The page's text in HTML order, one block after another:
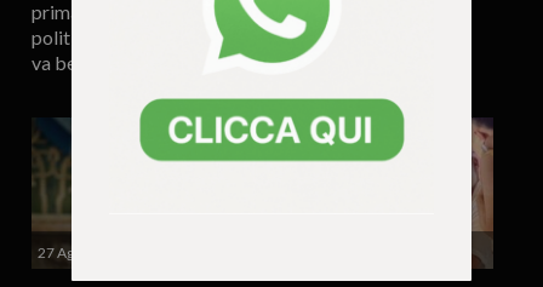
prima pagina: perché far
politica con gli esposti non
va bene
mediatici di guitti e
saltimbanchi mentre il
calcio azzurro affonda
27 Agosto 2023 - 11.15